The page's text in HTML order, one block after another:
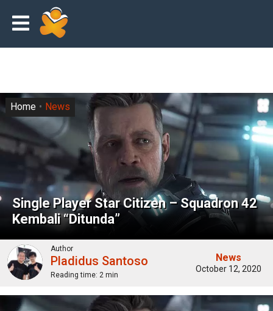
Single Player Star Citizen – Squadron 42
Kembali “Ditunda”
Home News
Author
Pladidus Santoso
Reading time: 2 min
News
October 12, 2020